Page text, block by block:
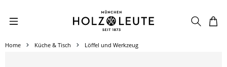
Zum Hauptinhalt springen
Home Küche & Tisch Löffel und Werkzeug